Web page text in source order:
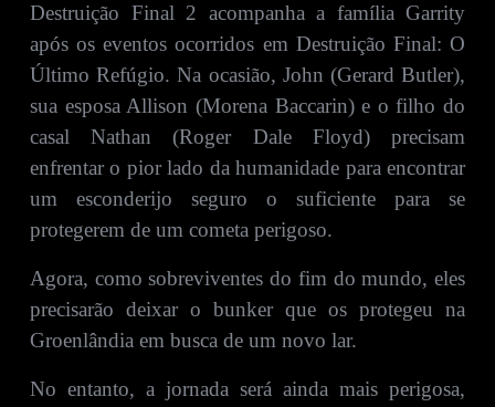
Destruição Final 2 acompanha a família Garrity
após os eventos ocorridos em Destruição Final: O
Último Refúgio. Na ocasião, John (Gerard Butler),
sua esposa Allison (Morena Baccarin) e o filho do
casal Nathan (Roger Dale Floyd) precisam
enfrentar o pior lado da humanidade para encontrar
um esconderijo seguro o suficiente para se
protegerem de um cometa perigoso.
Agora, como sobreviventes do fim do mundo, eles
precisarão deixar o bunker que os protegeu na
Groenlândia em busca de um novo lar.
No entanto, a jornada será ainda mais perigosa,